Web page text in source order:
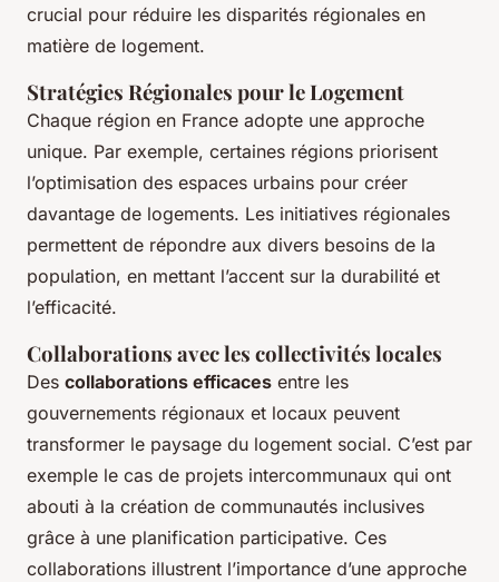
crucial pour réduire les disparités régionales en
matière de logement.
Stratégies Régionales pour le Logement
Chaque région en France adopte une approche
unique. Par exemple, certaines régions priorisent
l’optimisation des espaces urbains pour créer
davantage de logements. Les initiatives régionales
permettent de répondre aux divers besoins de la
population, en mettant l’accent sur la durabilité et
l’efficacité.
Collaborations avec les collectivités locales
Des collaborations efficaces entre les
gouvernements régionaux et locaux peuvent
transformer le paysage du logement social. C’est par
exemple le cas de projets intercommunaux qui ont
abouti à la création de communautés inclusives
grâce à une planification participative. Ces
collaborations illustrent l’importance d’une approche